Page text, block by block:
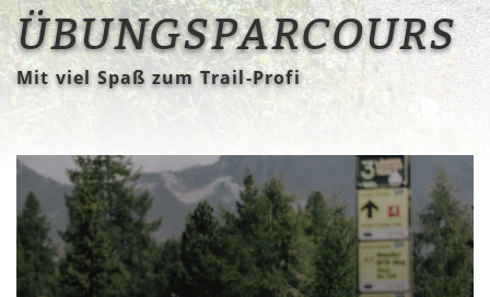
ÜBUNGSPARCOURS
Mit viel Spaß zum Trail-Profi